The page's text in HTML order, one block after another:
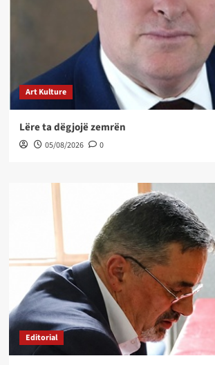
Art Kulture
Lëre ta dëgjojë zemrën
05/08/2026 0
Editorial